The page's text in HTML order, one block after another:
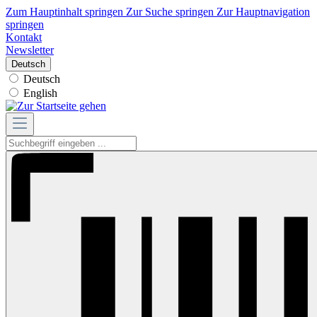
Zum Hauptinhalt springen Zur Suche springen Zur Hauptnavigation
springen
Kontakt
Newsletter
Deutsch
Deutsch
English